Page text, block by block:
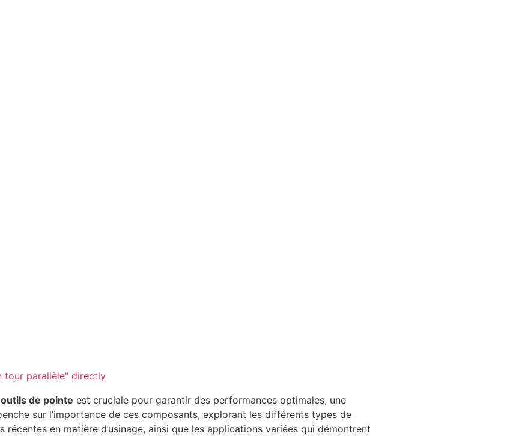
tour parallèle" directly
outils de pointe est cruciale pour garantir des performances optimales, une
sur l’importance de ces composants, explorant les différents types de
en matière d’usinage, ainsi que les applications variées qui démontrent